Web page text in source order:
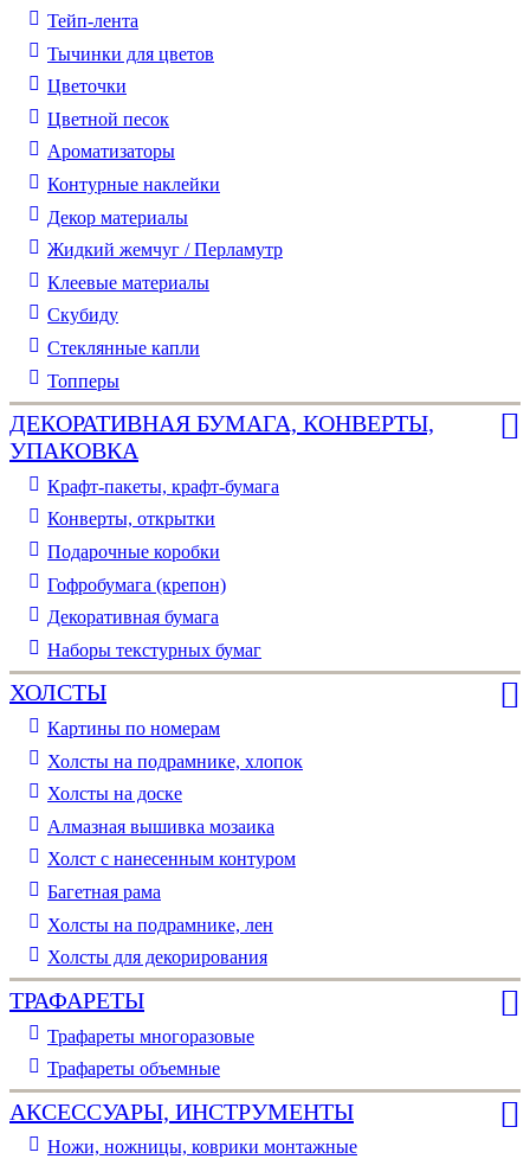
Тейп-лента
Тычинки для цветов
Цветочки
Цветной песок
Ароматизаторы
Контурные наклейки
Декор материалы
Жидкий жемчуг / Перламутр
Клеевые материалы
Скубиду
Стеклянные капли
Топперы
ДЕКОРАТИВНАЯ БУМАГА, КОНВЕРТЫ,
УПАКОВКА
Крафт-пакеты, крафт-бумага
Конверты, открытки
Подарочные коробки
Гофробумага (крепон)
Декоративная бумага
Наборы текстурных бумаг
ХОЛСТЫ
Картины по номерам
Холсты на подрамнике, хлопок
Холсты на доске
Алмазная вышивка мозаика
Холст с нанесенным контуром
Багетная рама
Холсты на подрамнике, лен
Холсты для декорирования
ТРАФАРЕТЫ
Трафареты многоразовые
Трафареты объемные
АКСЕССУАРЫ, ИНСТРУМЕНТЫ
Ножи, ножницы, коврики монтажные